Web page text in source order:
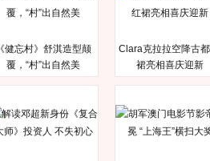
《健忘村》舒淇造型颠
覆，“村”出自然美
Clara克拉拉空降古
裙亮相喜庆迎新